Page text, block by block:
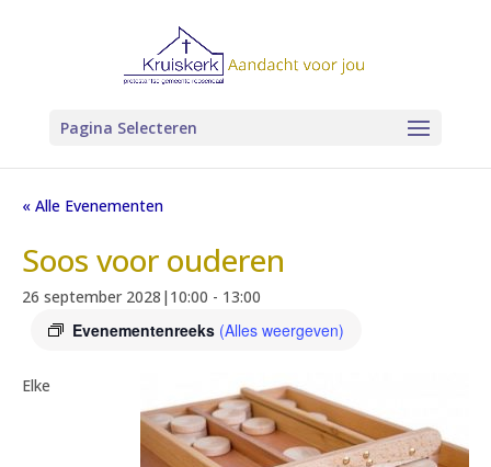
Pagina Selecteren
« Alle Evenementen
Soos voor ouderen
26 september 2028|10:00 - 13:00
Evenementenreeks (Alles weergeven)
Elke